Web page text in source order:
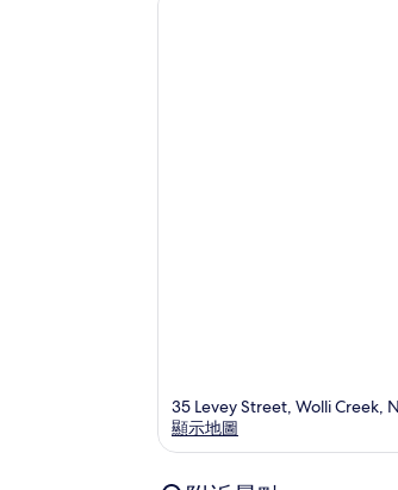
35 Levey Street, Wolli Creek,
顯示地圖